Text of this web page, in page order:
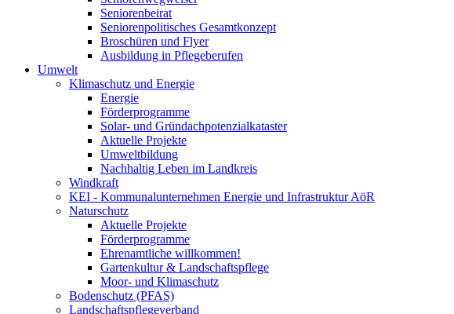
Seniorenbeirat
Seniorenpolitisches Gesamtkonzept
Broschüren und Flyer
Ausbildung in Pflegeberufen
Umwelt
Klimaschutz und Energie
Energie
Förderprogramme
Solar- und Gründachpotenzialkataster
Aktuelle Projekte
Umweltbildung
Nachhaltig Leben im Landkreis
Windkraft
KEI - Kommunalunternehmen Energie und Infrastruktur AöR
Naturschutz
Aktuelle Projekte
Förderprogramme
Ehrenamtliche willkommen!
Gartenkultur & Landschaftspflege
Moor- und Klimaschutz
Bodenschutz (PFAS)
Landschaftspflegeverband